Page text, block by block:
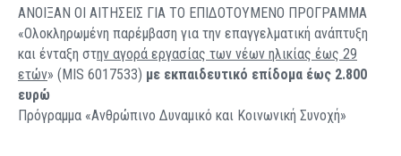
ΑΝΟΙΞΑΝ ΟΙ ΑΙΤΗΣΕΙΣ ΓΙΑ ΤΟ ΕΠΙΔΟΤΟΥΜΕΝΟ ΠΡΟΓΡΑΜΜΑ
«Ολοκληρωμένη παρέμβαση για την επαγγελματική ανάπτυξη
και ένταξη στην αγορά εργασίας των νέων ηλικίας έως 29
ετών» (MIS 6017533) με εκπαιδευτικό επίδομα έως 2.800
ευρώ
Πρόγραμμα «Ανθρώπινο Δυναμικό και Κοινωνική Συνοχή»